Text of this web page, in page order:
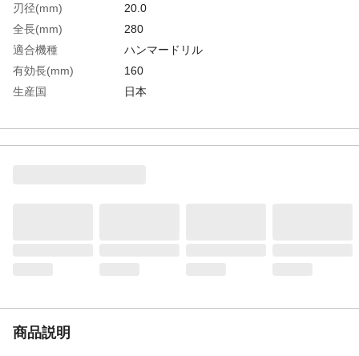
刃径(mm)
20.0
全長(mm)
280
適合機種
ハンマードリル
有効長(mm)
160
生産国
日本
材質1
刃部：超硬チップ
商品説明